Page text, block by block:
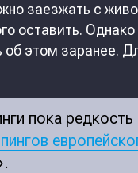
заезжать с
оставить.
об этом заранее.
пока